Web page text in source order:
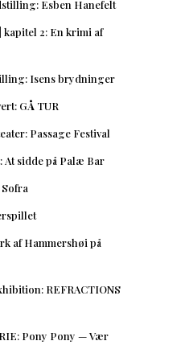
Esben Hanefelt
kapitel 2: En krimi af
Isens brydninger
GÅ TUR
Passage Festival
At sidde på Palæ Bar
af Hammershøi på
REFRACTIONS
Pony Pony — Vær